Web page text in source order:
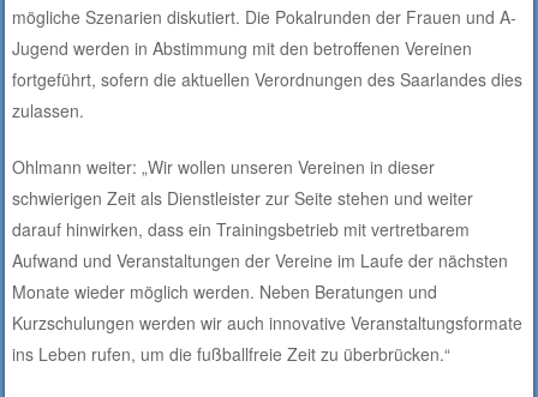
mögliche Szenarien diskutiert. Die Pokalrunden der Frauen und A-
Jugend werden in Abstimmung mit den betroffenen Vereinen
fortgeführt, sofern die aktuellen Verordnungen des Saarlandes dies
zulassen.
Ohlmann weiter: „Wir wollen unseren Vereinen in dieser
schwierigen Zeit als Dienstleister zur Seite stehen und weiter
darauf hinwirken, dass ein Trainingsbetrieb mit vertretbarem
Aufwand und Veranstaltungen der Vereine im Laufe der nächsten
Monate wieder möglich werden. Neben Beratungen und
Kurzschulungen werden wir auch innovative Veranstaltungsformate
ins Leben rufen, um die fußballfreie Zeit zu überbrücken.“